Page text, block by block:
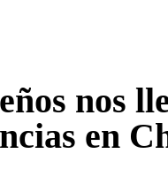
nos
en